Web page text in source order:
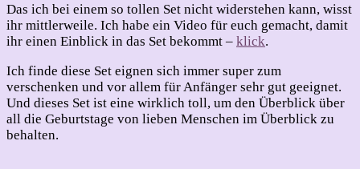
Das ich bei einem so tollen Set nicht widerstehen kann, wisst
ihr mittlerweile. Ich habe ein Video für euch gemacht, damit
ihr einen Einblick in das Set bekommt – klick.
Ich finde diese Set eignen sich immer super zum
verschenken und vor allem für Anfänger sehr gut geeignet.
Und dieses Set ist eine wirklich toll, um den Überblick über
all die Geburtstage von lieben Menschen im Überblick zu
behalten.